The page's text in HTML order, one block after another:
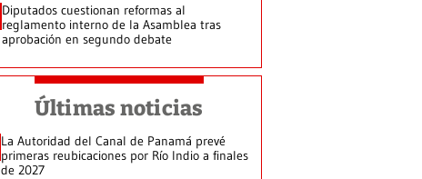
Diputados cuestionan reformas al
reglamento interno de la Asamblea tras
aprobación en segundo debate
Últimas noticias
La Autoridad del Canal de Panamá prevé
primeras reubicaciones por Río Indio a finales
de 2027